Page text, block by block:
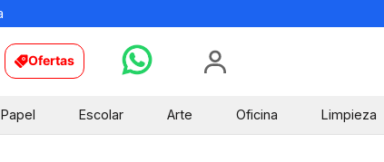
Ofertas
Papel Escolar Arte Oficina Limpieza